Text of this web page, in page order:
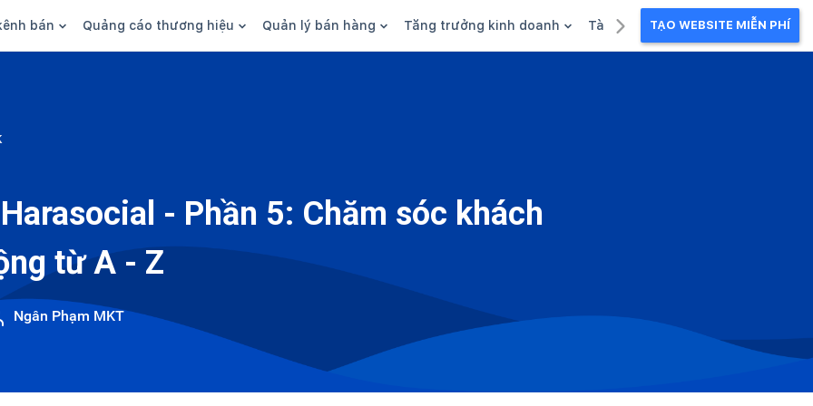
bán
social
sàn
Quảng cáo thương hiệu
Thương hiệu/Brand
Quản lý bán hàng
Tài chính
Nhân viên
Tăng trưởng kinh doanh Tài liệu kinh doanhTẠO WEBSITE MIỄN PHÍ
- Phần 5: Chăm sóc khách
từ A - Z
Ngân Phạm MKT